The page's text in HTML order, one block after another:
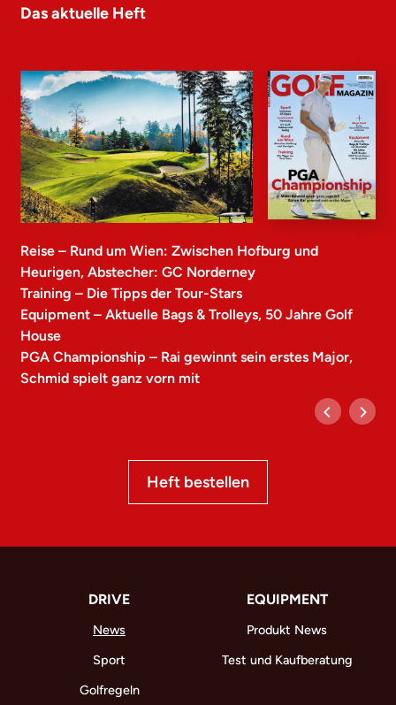
Das aktuelle Heft
Reise – Rund um Wien: Zwischen Hofburg und
Heurigen, Abstecher: GC Norderney
Training – Die Tipps der Tour-Stars
Equipment – Aktuelle Bags & Trolleys, 50 Jahre Golf
House
PGA Championship – Rai gewinnt sein erstes Major,
Schmid spielt ganz vorn mit
Heft bestellen
DRIVE
News
Sport
Golfregeln
EQUIPMENT
Produkt News
Test und Kaufberatung